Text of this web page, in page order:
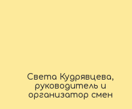
Света Кудрявцева,
руководитель и
организатор смен